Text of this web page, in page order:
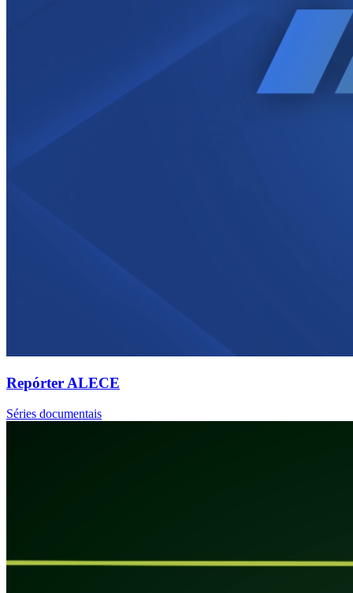
Repórter ALECE
Séries documentais